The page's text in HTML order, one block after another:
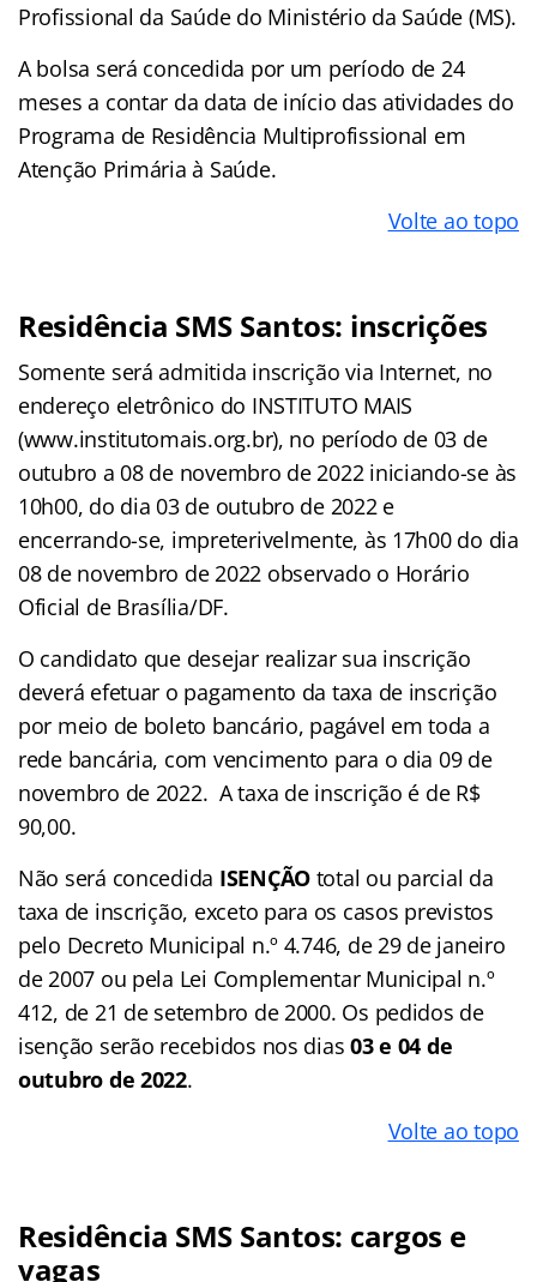
Profissional da Saúde do Ministério da Saúde (MS).
A bolsa será concedida por um período de 24
meses a contar da data de início das atividades do
Programa de Residência Multiprofissional em
Atenção Primária à Saúde.
Volte ao topo
Residência SMS Santos: inscrições
Somente será admitida inscrição via Internet, no
endereço eletrônico do INSTITUTO MAIS
(www.institutomais.org.br), no período de 03 de
outubro a 08 de novembro de 2022 iniciando-se às
10h00, do dia 03 de outubro de 2022 e
encerrando-se, impreterivelmente, às 17h00 do dia
08 de novembro de 2022 observado o Horário
Oficial de Brasília/DF.
O candidato que desejar realizar sua inscrição
deverá efetuar o pagamento da taxa de inscrição
por meio de boleto bancário, pagável em toda a
rede bancária, com vencimento para o dia 09 de
novembro de 2022. A taxa de inscrição é de R$
90,00.
Não será concedida ISENÇÃO total ou parcial da
taxa de inscrição, exceto para os casos previstos
pelo Decreto Municipal n.º 4.746, de 29 de janeiro
de 2007 ou pela Lei Complementar Municipal n.º
412, de 21 de setembro de 2000. Os pedidos de
isenção serão recebidos nos dias 03 e 04 de
outubro de 2022.
Volte ao topo
Residência SMS Santos: cargos e
vagas